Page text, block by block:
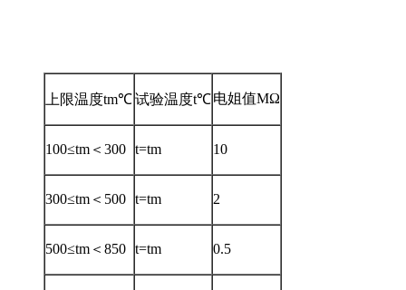
上限温度tm℃试验温度t℃电姐值MΩ
100≤tm＜300 t=tm 10
300≤tm＜500 t=tm 2
500≤tm＜850 t=tm 0.5